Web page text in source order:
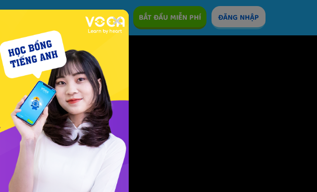
ĐĂNG NHẬP
BẮT ĐẦU MIỄN PHÍ
XEM THÊM